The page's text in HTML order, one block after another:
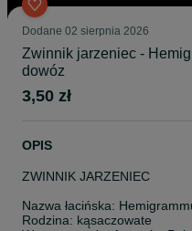
Dodane 02 sierpnia 2026
Zwinnik jarzeniec -
dowóz
3,50 zł
OPIS
ZWINNIK JARZENIEC
Nazwa łacińska:
Rodzina: kąsaczowate